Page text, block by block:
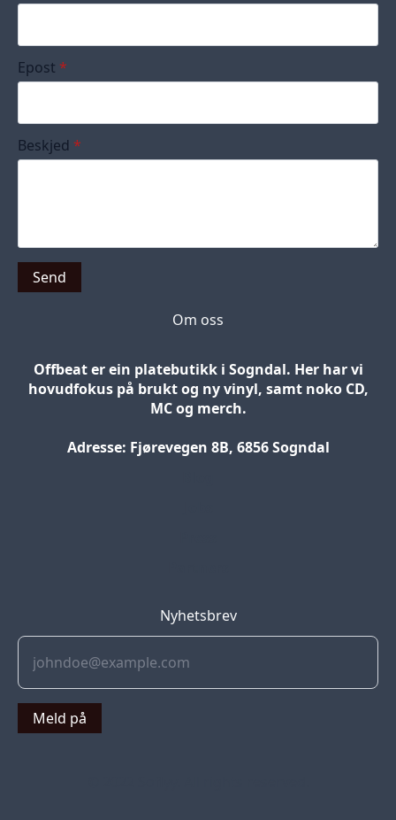
Epost *
Beskjed *
Send
Om oss
Offbeat er ein platebutikk i Sogndal. Her har vi
hovudfokus på brukt og ny vinyl, samt noko CD,
MC og merch.
Adresse: Fjørevegen 8B, 6856 Sogndal
Nyhetsbrev
Meld på